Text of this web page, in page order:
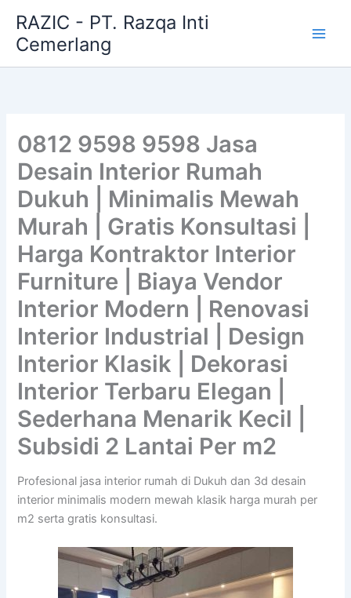
content
RAZIC - PT. Razqa Inti
Cemerlang
0812 9598 9598 Jasa
Desain Interior Rumah
Dukuh | Minimalis Mewah
Murah | Gratis Konsultasi |
Harga Kontraktor Interior
Furniture | Biaya Vendor
Interior Modern | Renovasi
Interior Industrial | Design
Interior Klasik | Dekorasi
Interior Terbaru Elegan |
Sederhana Menarik Kecil |
Subsidi 2 Lantai Per m2
Profesional jasa interior rumah di Dukuh dan 3d desain
interior minimalis modern mewah klasik harga murah per
m2 serta gratis konsultasi.